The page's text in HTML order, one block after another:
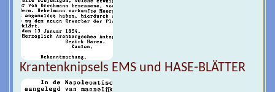
Krantenknipsels EMS und HASE-BLÄTTER